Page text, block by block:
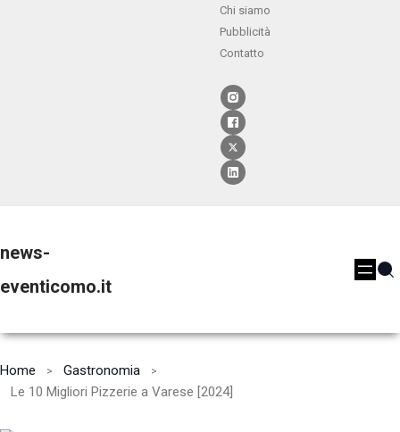
Chi siamo
Pubblicità
Contatto
news-
eventicomo.it
Home
Gastronomia
Le 10 Migliori Pizzerie a Varese [2024]